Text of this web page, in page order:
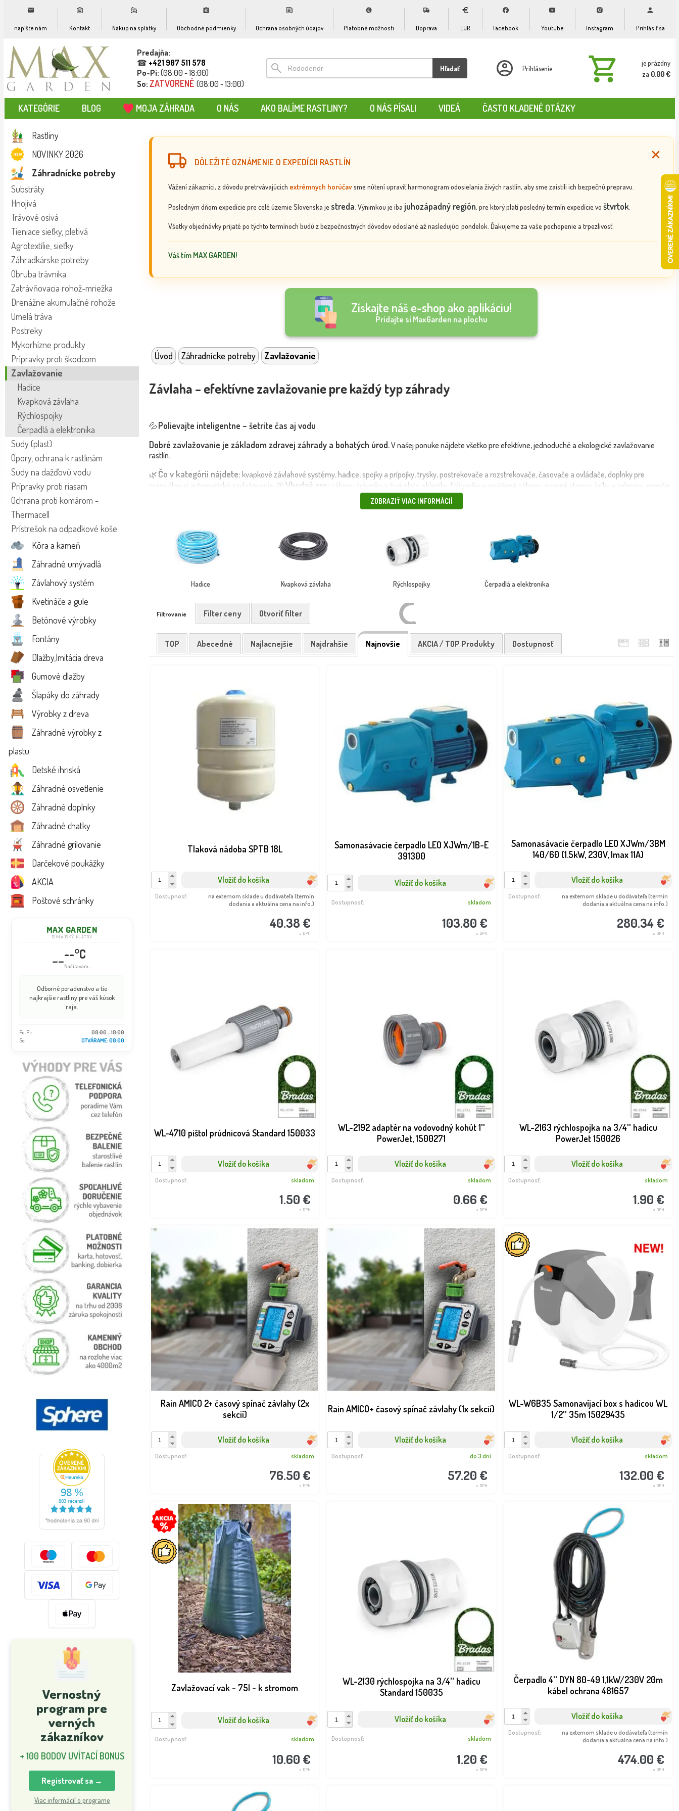
napíšte nám Kontakt Nákup na splátky Obchodné podmienky Ochrana osobných údajov Platobné možnosti Doprava EUR Facebook Youtube Instagram Prihlásiť sa
Predajňa:
☎ +421 907 511 578
Po-Pi: (08:00 - 18:00)
So: ZATVORENÉ (08:00 - 13:00)
Hľadať Prihlásenie
je prázdny
za 0.00 €
KATEGÓRIE BLOG MOJA ZÁHRADA O NÁS AKO BALÍME RASTLINY? O NÁS PÍSALI VIDEÁ ČASTO KLADENÉ OTÁZKY
Rastliny
NOVINKY 2026
Záhradnícke potreby
Substráty
Hnojivá
Trávové osivá
Tieniace sieťky, pletivá
Agrotextílie, sieťky
Záhradkárske potreby
Obruba trávnika
Zatrávňovacia rohož-mriežka
Drenážne akumulačné rohože
Umelá tráva
Postreky
Mykorhízne produkty
Prípravky proti škodcom
Zavlažovanie
Hadice
Kvapková závlaha
Rýchlospojky
Čerpadlá a elektronika
Sudy (plast)
Opory, ochrana k rastlinám
Sudy na dažďovú vodu
Prípravky proti riasam
Ochrana proti komárom -
Thermacell
Prístrešok na odpadkové koše
Kôra a kameň
Záhradné umývadlá
Závlahový systém
Kvetináče a gule
Betónové výrobky
Fontány
Dlažby,Imitácia dreva
Gumové dlažby
Šlapáky do záhrady
Výrobky z dreva
Záhradné výrobky z
plastu
Detské ihriská
Záhradné osvetlenie
Záhradné doplnky
Záhradné chatky
Záhradné grilovanie
Darčekové poukážky
AKCIA
Poštové schránky
MAX GARDEN
DUNAJSKÝ KLÁTOV
----°C
Načítavam...
Odborné poradenstvo a tie
najkrajšie rastliny pre váš kúsok
raja.
Po-Pi:
08:00 - 18:00
So:
OTVÁRAME: 08:00
Vernostný
program pre
verných
zákazníkov
+ 100 BODOV UVÍTACÍ BONUS
Registrovať sa →
Viac informácií o programe
DÔLEŽITÉ OZNÁMENIE O EXPEDÍCII RASTLÍN
Vážení zákazníci, z dôvodu pretrvávajúcich extrémnych horúčavsme nútení upraviť harmonogram odosielania živých rastlín, aby sme zaistili ich bezpečnú prepravu.
Posledným dňom expedície pre celé územie Slovenska je streda . Výnimkou je iba juhozápadný región, pre ktorý platí posledný termín expedície vo štvrtok.
Všetky objednávky prijaté po týchto termínoch budú z bezpečnostných dôvodov odoslané až nasledujúci pondelok. Ďakujeme za vaše pochopenie a trpezlivosť.
Váš tím MAX GARDEN!
Získajte náš e-shop ako aplikáciu!
Pridajte si MaxGarden na plochu
Úvod Záhradnícke potreby Zavlažovanie
Závlaha – efektívne zavlažovanie pre každý typ záhrady
💦 Polievajte inteligentne – šetrite čas aj vodu
Dobré zavlažovanie je základom zdravej záhrady a bohatých úrod.V našej ponuke nájdete všetko pre efektívne, jednoduché a ekologické zavlažovanie
rastlín.
🌿 Čo v kategórii nájdete: kvapkové závlahové systémy, hadice, spojky a prípojky, trysky, postrekovače a rozstrekovače, časovače a ovládače, doplnky pre
manuálne aj automatické zavlažovanie. 🎯 Vhodné pre: záhony, trávniky a živé ploty, skleníky, fóliovníky a vyvýšené záhony, ovocné stromy, kríky a zeleninu, menšie
úspora vody až 70 %, rovnomerné zavlažovanie bez námahy, jednoduchá inštalácia aj rozšírenie,
doprajte svojej záhrade ideálnu starostlivosť💧🌱
ZOBRAZIŤ VIAC INFORMÁCIÍ
Hadice Kvapková závlaha Rýchlospojky Čerpadlá a elektronika
Filtrovanie Filter ceny Otvoriť filter
TOP Abecedné Najlacnejšie Najdrahšie Najnovšie AKCIA / TOP Produkty Dostupnosť
Tlaková nádoba SPTB 18L
Vložiť do košíka
40.38 €
s DPH
Dostupnosť:
na externom sklade u dodávateľa (termín
dodania a aktuálna cena na info.)
Samonasávacie čerpadlo LEO XJWm/1B-E
391300
Vložiť do košíka
103.80 €
s DPH
Dostupnosť: skladom
Samonasávacie čerpadlo LEO XJWm/3BM
140/60 (1.5kW, 230V, Imax 11A)
Vložiť do košíka
280.34 €
s DPH
Dostupnosť:
na externom sklade u dodávateľa (termín
dodania a aktuálna cena na info.)
WL-4710 pištol prúdnicová Standard 150033
Vložiť do košíka
1.50 €
s DPH
Dostupnosť: skladom
WL-2192 adaptér na vodovodný kohút 1''
PowerJet, 1500271
Vložiť do košíka
0.66 €
s DPH
Dostupnosť: skladom
WL-2163 rýchlospojka na 3/4'' hadicu
PowerJet 150026
Vložiť do košíka
1.90 €
s DPH
Dostupnosť: skladom
Rain AMICO 2+ časový spínač závlahy (2x
sekcií)
Vložiť do košíka
76.50 €
s DPH
Dostupnosť: skladom
Rain AMICO+ časový spínač závlahy (1x sekcií)
Vložiť do košíka
57.20 €
s DPH
Dostupnosť: do 3 dní
WL-W6B35 Samonavíjací box s hadicou WL
1/2'' 35m 15029435
Vložiť do košíka
132.00 €
s DPH
Dostupnosť: skladom
Zavlažovací vak - 75l - k stromom
Vložiť do košíka
10.60 €
s DPH
Dostupnosť: skladom
WL-2130 rýchlospojka na 3/4'' hadicu
Standard 150035
Vložiť do košíka
1.20 €
s DPH
Dostupnosť: skladom
Čerpadlo 4'' DYN 80-49 1,1kW/230V 20m
kábel ochrana 481657
Vložiť do košíka
474.00 €
s DPH
Dostupnosť:
na externom sklade u dodávateľa (termín
dodania a aktuálna cena na info.)